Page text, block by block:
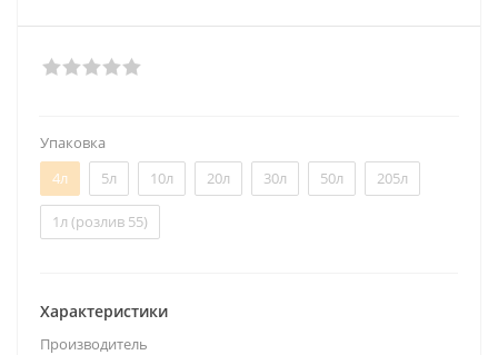
Упаковка
4л
5л 10л 20л 30л 50л 205л
1л (розлив 55)
Характеристики
Производитель